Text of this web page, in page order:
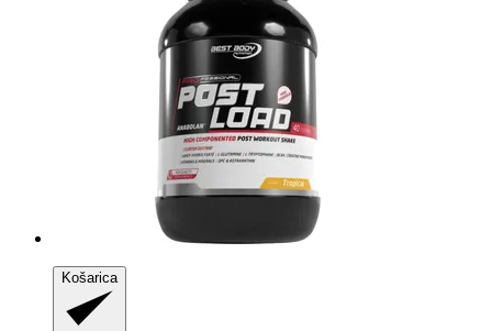
Košarica